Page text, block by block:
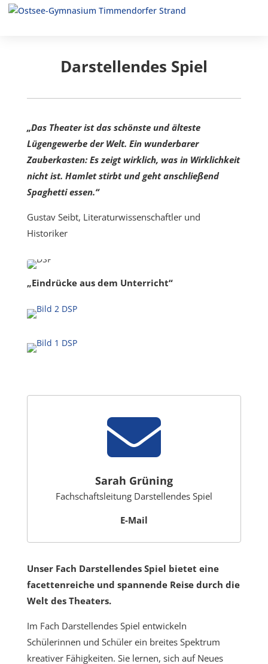
Darstellendes Spiel
„Das Theater ist das schönste und älteste
Lügengewerbe der Welt. Ein wunderbarer
Zauberkasten: Es zeigt wirklich, was in Wirklichkeit
nicht ist. Hamlet stirbt und geht anschließend
Spaghetti essen.“
Gustav Seibt, Literaturwissenschaftler und
Historiker
„Eindrücke aus dem Unterricht“

Sarah Grüning
Fachschaftsleitung Darstellendes Spiel
E-Mail
Unser Fach Darstellendes Spiel bietet eine
facettenreiche und spannende Reise durch die
Welt des Theaters.
Im Fach Darstellendes Spiel entwickeln
Schülerinnen und Schüler ein breites Spektrum
kreativer Fähigkeiten. Sie lernen, sich auf Neues